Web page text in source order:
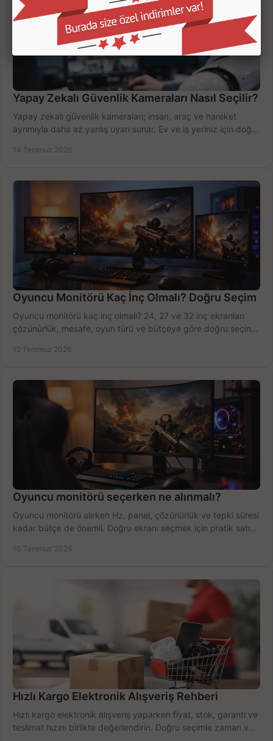
Yapay Zekalı Güvenlik Kameraları Nasıl Seçilir?
Yapay zekalı güvenlik kameraları; insan, araç ve hareket
ayrımıyla daha az yanlış uyarı sunar. Ev ve iş yeriniz için doğru
14 Temmuz 2026
Oyuncu Monitörü Kaç İnç Olmalı? Doğru Seçim
Oyuncu monitörü kaç inç olmalı? 24, 27 ve 32 inç ekranları
çözünürlük, mesafe, oyun türü ve bütçeye göre doğru seçin,
12 Temmuz 2026
Oyuncu monitörü seçerken ne alınmalı?
Oyuncu monitörü alırken Hz, panel, çözünürlük ve tepki süresi
kadar bütçe de önemli. Doğru ekranı seçmek için pratik satın
10 Temmuz 2026
Hızlı Kargo Elektronik Alışveriş Rehberi
Hızlı kargo elektronik alışveriş yaparken fiyat, stok, garanti ve
teslimat hızını birlikte değerlendirin. Doğru seçimle zaman ve